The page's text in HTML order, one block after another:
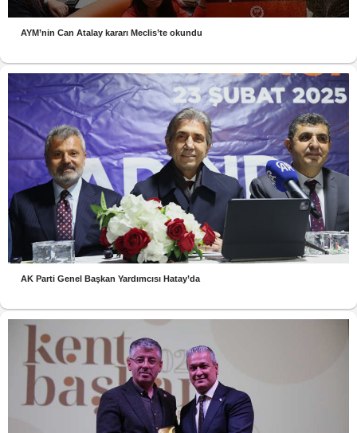
AYM’nin Can Atalay kararı Meclis’te okundu
AK Parti Genel Başkan Yardımcısı Hatay’da